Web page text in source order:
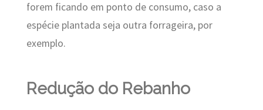
forem ficando em ponto de consumo, caso a
espécie plantada seja outra forrageira, por
exemplo.
Redução do Rebanho